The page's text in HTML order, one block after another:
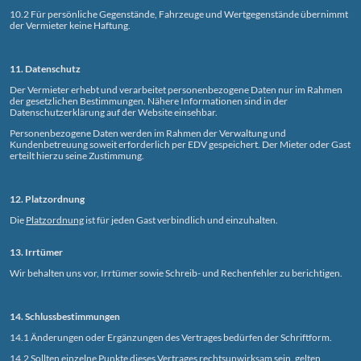
10.2 Für persönliche Gegenstände, Fahrzeuge und Wertgegenstände übernimmt
der Vermieter keine Haftung.
11. Datenschutz
Der Vermieter erhebt und verarbeitet personenbezogene Daten nur im Rahmen
der gesetzlichen Bestimmungen. Nähere Informationen sind in der
Datenschutzerklärung auf der Website einsehbar.
Personenbezogene Daten werden im Rahmen der Verwaltung und
Kundenbetreuung soweit erforderlich per EDV gespeichert. Der Mieter oder Gast
erteilt hierzu seine Zustimmung.
12. Platzordnung
Die Platzordnung ist für jeden Gast verbindlich und einzuhalten.
13. Irrtümer
Wir behalten uns vor, Irrtümer sowie Schreib- und Rechenfehler zu berichtigen.
14. Schlussbestimmungen
14.1 Änderungen oder Ergänzungen des Vertrages bedürfen der Schriftform.
14.2 Sollten einzelne Punkte dieses Vertrages rechtsunwirksam sein, gelten